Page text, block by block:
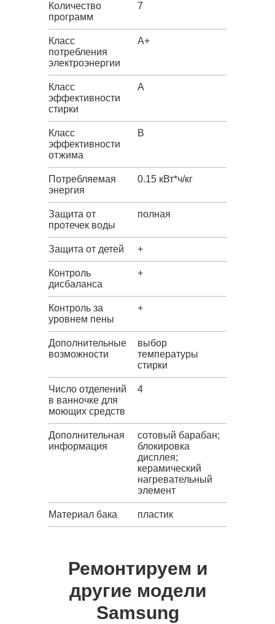
Количество
программ
7
Класс
потребления
электроэнергии
A+
Класс
эффективности
стирки
A
Класс
эффективности
отжима
B
Потребляемая
энергия
0.15 кВт*ч/кг
Защита от
протечек воды
полная
Защита от детей +
Контроль
дисбаланса
+
Контроль за
уровнем пены
+
Дополнительные
возможности
выбор
температуры
стирки
Число отделений
в ванночке для
моющих средств
4
Дополнительная
информация
сотовый барабан;
блокировка
дисплея;
керамический
нагревательный
элемент
Материал бака пластик
Ремонтируем и
другие модели
Samsung